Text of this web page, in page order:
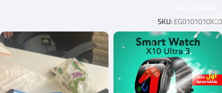
SKU:EG0101010X00